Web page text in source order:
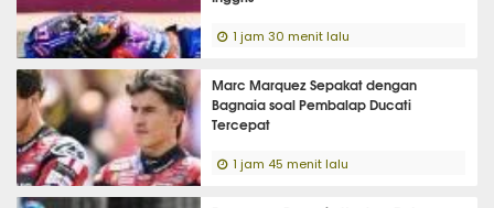
1 jam 30 menit lalu
Marc Marquez Sepakat dengan
Bagnaia soal Pembalap Ducati
Tercepat
1 jam 45 menit lalu